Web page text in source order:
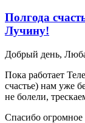
Полгода
Лучину!
Добрый день,
Пока работает
счастье) нам уже
не болели,
Спасибо